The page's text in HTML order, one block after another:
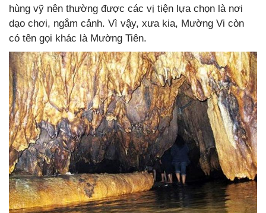
hùng vỹ nên thường được các vị tiện lựa chọn là nơi
dạo chơi, ngắm cảnh. Vì vậy, xưa kia, Mường Vi còn
có tên gọi khác là Mường Tiên.